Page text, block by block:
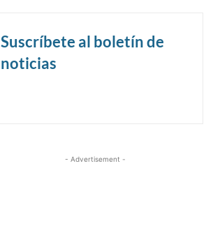
Suscríbete al boletín de
noticias
- Advertisement -